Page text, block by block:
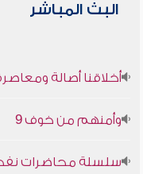
البث المباشر
أخلاقنا أصالة
وأمنهم من خوف 9
سلسلة محاضرات نفحات